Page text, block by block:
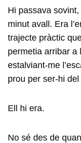
Hi passava
minut avall. Era
trajecte pràctic
permetia arribar a
estalviant-me
prou per ser-hi del
Ell hi era.
No sé des de